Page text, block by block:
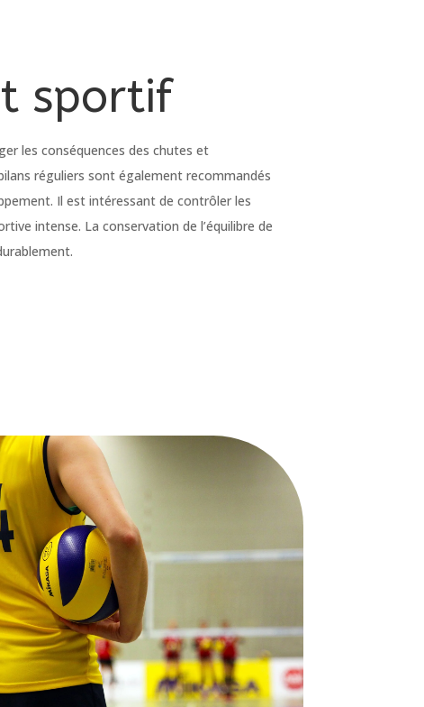
sportif
les conséquences des chutes et
réguliers sont également recommandés
Il est intéressant de contrôler les
intense. La conservation de l’équilibre de